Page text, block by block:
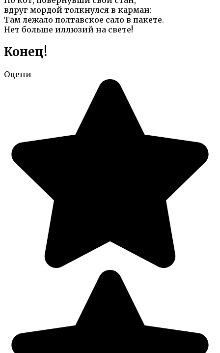
вдруг мордой толкнулся в карман:
Там лежало полтавское сало в пакете.
Hет больше иллюзий на свете!
Конец!
Оцени